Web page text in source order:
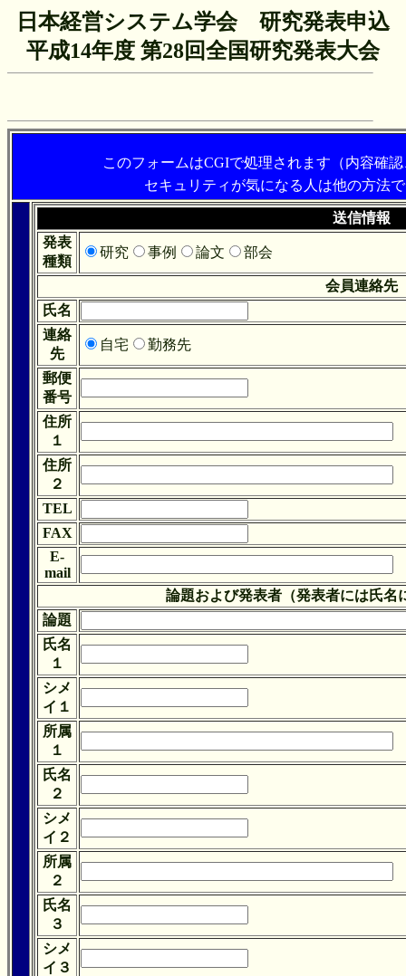
日本経営システム学会 研究発表申込
平成14年度 第28回全国研究発表大会
このフォームはCGIで処理されます（内容確
セキュリティが気になる人は他の方法
送信情報
発表
種類
研究 事例 論文 部会
会員連絡先
氏名
連絡
先
自宅 勤務先
郵便
番号
住所
１
住所
２
TEL
FAX
E-
mail
論題および発表者（発表者には氏名
論題
氏名
１
シメ
イ１
所属
１
氏名
２
シメ
イ２
所属
２
氏名
３
シメ
イ３